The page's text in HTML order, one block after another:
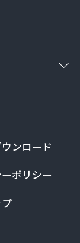
ンロード
ポリシー